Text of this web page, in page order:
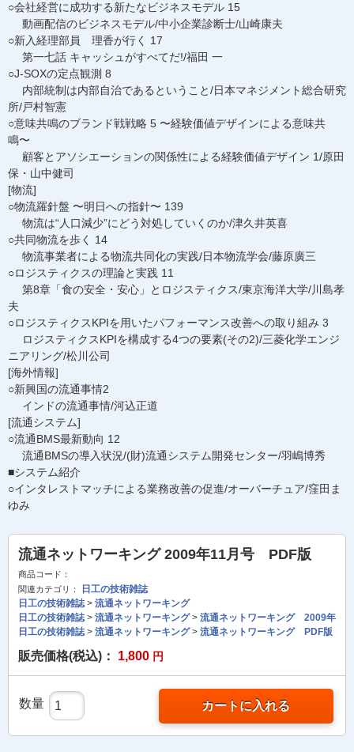
○会社経営に成功する新たなビジネスモデル 15
動画配信のビジネスモデル/中小企業診断士/山崎康夫
○新入経理部員 理香が行く 17
第一七話 キャッシュがすべてだ!/福田 一
○J-SOXの定点観測 8
内部統制は内部自治であるということ/日本マネジメント総合研究
所/戸村智憲
○意味共鳴のブランド戦戦略 5 〜経験価値デザインによる意味共
鳴〜
顧客とアソシエーションの関係性による経験価値デザイン 1/原田
保・山中健司
[物流]
○物流羅針盤 〜明日への指針〜 139
物流は“人口減少”にどう対処していくのか/津久井英喜
○共同物流を歩く 14
物流事業者による物流共同化の実践/日本物流学会/藤原廣三
○ロジスティクスの理論と実践 11
第8章「食の安全・安心」とロジスティクス/東京海洋大学/川島孝
夫
○ロジスティクスKPIを用いたパフォーマンス改善への取り組み 3
ロジスティクスKPIを構成する4つの要素(その2)/三菱化学エンジ
ニアリング/松川公司
[海外情報]
○新興国の流通事情2
インドの流通事情/河込正道
[流通システム]
○流通BMS最新動向 12
流通BMSの導入状況/(財)流通システム開発センター/羽嶋博秀
■システム紹介
○インタレストマッチによる業務改善の促進/オーバーチュア/窪田ま
ゆみ
流通ネットワーキング 2009年11月号 PDF版
商品コード：
関連カテゴリ：
日工の技術雑誌
日工の技術雑誌> 流通ネットワーキング
日工の技術雑誌> 流通ネットワーキング> 流通ネットワーキング 2009年
日工の技術雑誌> 流通ネットワーキング> 流通ネットワーキング PDF版
販売価格(税込)： 1,800 円
数量 カートに入れる